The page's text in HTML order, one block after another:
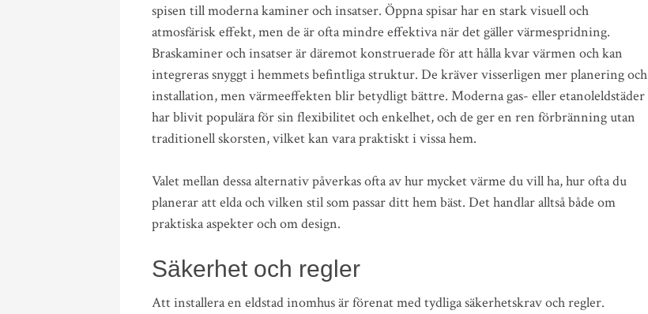
spisen till moderna kaminer och insatser. Öppna spisar har en stark visuell och
atmosfärisk effekt, men de är ofta mindre effektiva när det gäller värmespridning.
Braskaminer och insatser är däremot konstruerade för att hålla kvar värmen och kan
integreras snyggt i hemmets befintliga struktur. De kräver visserligen mer planering och
installation, men värmeeffekten blir betydligt bättre. Moderna gas- eller etanoleldstäder
har blivit populära för sin flexibilitet och enkelhet, och de ger en ren förbränning utan
traditionell skorsten, vilket kan vara praktiskt i vissa hem.
Valet mellan dessa alternativ påverkas ofta av hur mycket värme du vill ha, hur ofta du
planerar att elda och vilken stil som passar ditt hem bäst. Det handlar alltså både om
praktiska aspekter och om design.
Säkerhet och regler
Att installera en eldstad inomhus är förenat med tydliga säkerhetskrav och regler.